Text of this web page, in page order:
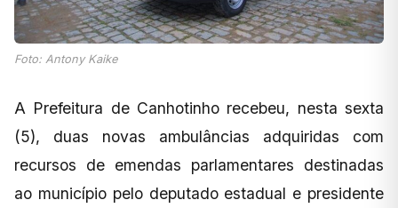
Foto: Antony Kaike
A Prefeitura de Canhotinho recebeu, nesta sexta
(5), duas novas ambulâncias adquiridas com
recursos de emendas parlamentares destinadas
ao município pelo deputado estadual e presidente